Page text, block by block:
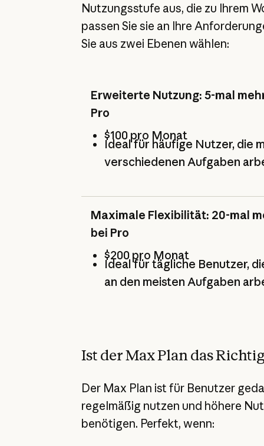
Nutzungsstufe aus, die zu Ihrem
passen Sie sie an Ihre
Sie aus zwei Ebenen wählen:
Erweiterte Nutzung: 5-mal
Pro
$100 pro Monat
Ideal für häufige Nutzer, die
verschiedenen Aufgaben
Maximale Flexibilität: 20-mal
bei Pro
$200 pro Monat
Ideal für tägliche Benutzer,
an den meisten Aufgaben
Ist der Max Plan das
Der Max Plan ist für Benutzer
regelmäßig nutzen und höhere
benötigen. Perfekt, wenn: